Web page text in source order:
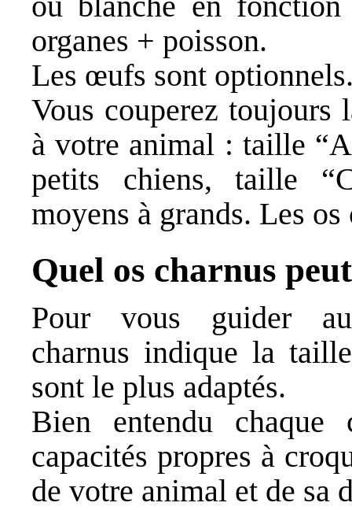
organes + poisson.
Les œufs sont
Vous couperez toujours
à votre animal : taille
petits chiens, taille
moyens à grands. Les
Quel os charnus
Pour vous guider
charnus indique la
sont le plus adaptés.
Bien entendu
capacités propres à
de votre animal et de sa